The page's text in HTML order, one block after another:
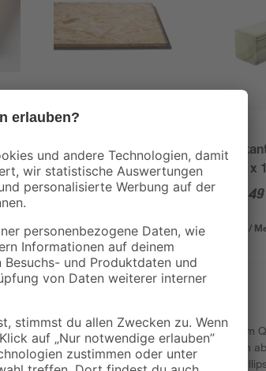
OSB3-Verlegeplatte
'Cityboard'
ungeschliffen 1690 x
7,59
8,12 € / Pack
9 x 9 x
,49
8,61 € /
Mit den Blechschrauben unserer bewährten toom
miteinander verbunden werden. Sie eigenen sich
Materialien an Blech. Mit dem kreuzförmigen